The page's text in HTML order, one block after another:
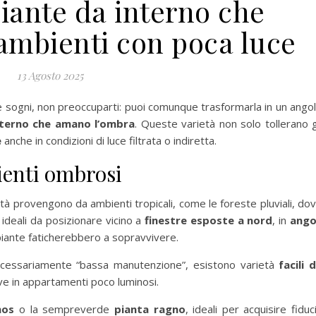
da interno che
con poca luce
13 Agosto 2025
non preoccuparti: puoi comunque trasformarla in un
che amano l’ombra. Queste varietà non solo tollerano
anche in condizioni di luce filtrata o indiretta.
ombrosi
provengono da ambienti tropicali, come le foreste pluviali,
da posizionare vicino afinestre esposte a nord, in
faticherebbero a sopravvivere.
“bassa manutenzione”, esistono varietà facili
in appartamenti poco luminosi.
o la sempreverde pianta ragno, ideali per acquisire